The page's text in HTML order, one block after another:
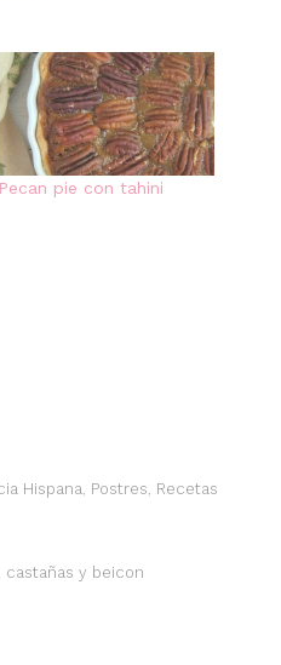
Pecan pie con tahini
Hispana, Postres, Recetas
castañas y beicon